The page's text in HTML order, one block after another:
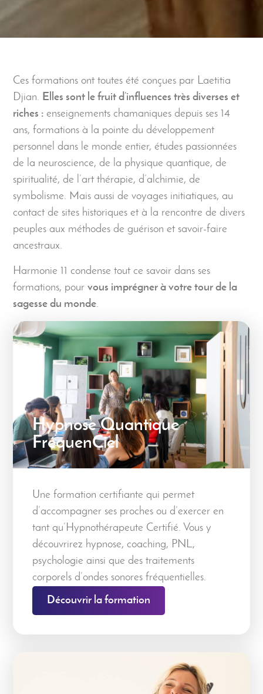
Ces formations ont toutes été conçues par Laetitia
Djian. Elles sont le fruit d’influences très diverses et
riches : enseignements chamaniques depuis ses 14
ans, formations à la pointe du développement
personnel dans le monde entier, études passionnées
de la neuroscience, de la physique quantique, de
spiritualité, de l’art thérapie, d’alchimie, de
symbolisme. Mais aussi de voyages initiatiques, au
contact de sites historiques et à la rencontre de divers
peuples aux méthodes de guérison et savoir-faire
ancestraux.
Harmonie 11 condense tout ce savoir dans ses
formations, pourvous imprégner à votre tour de la
sagesse du monde.
Hypnose Quantique
FréquenCiel
Une formation certifiante qui permet
d’accompagner ses proches ou d’exercer en
tant qu’Hypnothérapeute Certifié. Vous y
découvrirez hypnose, coaching, PNL,
psychologie ainsi que des traitements
corporels d’ondes sonores fréquentielles.
Découvrir la formation